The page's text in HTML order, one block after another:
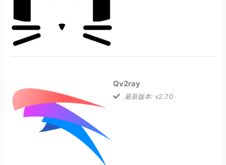
Qv2ray
最新版本: v2.7.0